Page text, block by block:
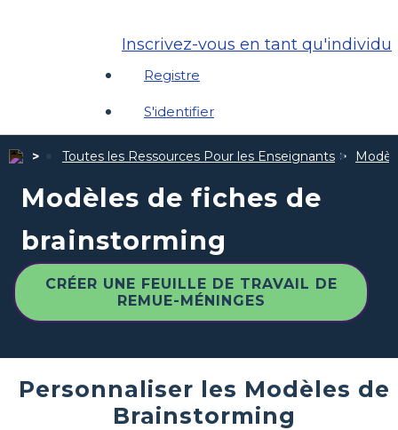
Inscrivez-vous en tant qu'individu
Registre
S'identifier
Toutes les Ressources Pour les Enseignants
Modèles de fiches de
brainstorming
CRÉER UNE FEUILLE DE TRAVAIL DE
REMUE-MÉNINGES
Personnaliser les Modèles de
Brainstorming